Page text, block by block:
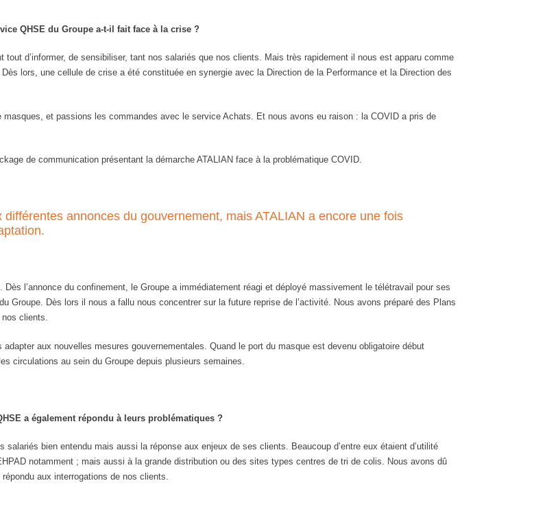
QHSE du Groupe a-t-il fait face à la crise ?
d’informer, de sensibiliser, tant nos salariés que nos clients. Mais très rapidement il nous est apparu comme
lors, une cellule de crise a été constituée en synergie avec la Direction de la Performance et la Direction des
et passions les commandes avec le service Achats. Et nous avons eu raison : la COVID a pris de
de communication présentant la démarche ATALIAN face à la problématique COVID.
annonces du gouvernement, mais ATALIAN a encore une fois
l’annonce du confinement, le Groupe a immédiatement réagi et déployé massivement le télétravail pour ses
Groupe. Dès lors il nous a fallu nous concentrer sur la future reprise de l’activité. Nous avons préparé des Plans
nos clients.
aux nouvelles mesures gouvernementales. Quand le port du masque est devenu obligatoire début
circulations au sein du Groupe depuis plusieurs semaines.
a également répondu à leurs problématiques ?
bien entendu mais aussi la réponse aux enjeux de ses clients. Beaucoup d’entre eux étaient d’utilité
notamment ; mais aussi à la grande distribution ou des sites types centres de tri de colis. Nous avons dû
aux interrogations de nos clients.